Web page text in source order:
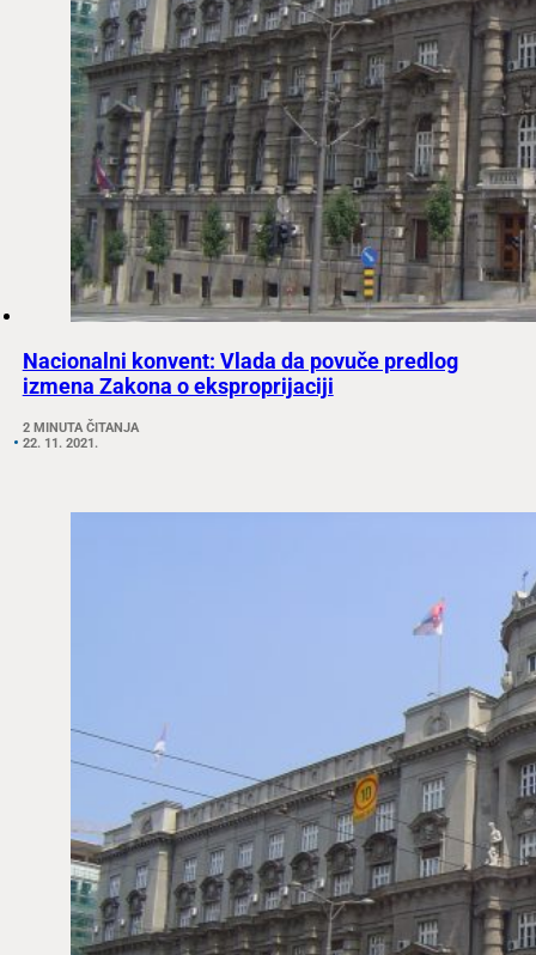
Nacionalni konvent: Vlada da povuče predlog
izmena Zakona o eksproprijaciji
2 MINUTA ČITANJA
22. 11. 2021.